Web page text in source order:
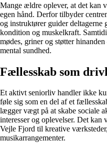
Mange ældre oplever, at det kan
egen hånd. Derfor tilbyder
og instruktører guider deltagerne
kondition og muskelkraft.
mødes, griner og støtter
mental sundhed.
Fællesskab som
Et aktivt seniorliv handler ikke
føle sig som en del af et
lægger vægt på at skabe sociale
interesser og oplevelser. Det
Vejle Fjord til kreative
musikarrangementer.